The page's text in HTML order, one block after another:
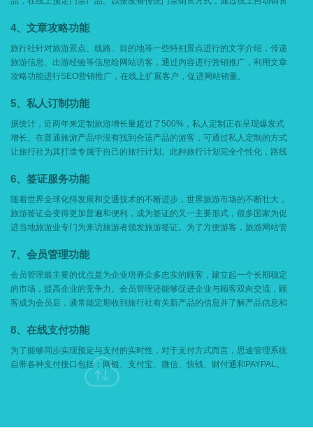

4、文章攻略功能
旅行社针对旅游景点、线路、目的地等一些特别景点进行的文字介绍，传递
旅游信息、出游经验等信息给网站访客，通过内容进行营销推广，利用文章
攻略功能进行SEO营销推广，在线上扩展客户，促进网站销量。
5、私人订制功能
据统计，近两年来定制旅游增长量超过了500%，私人定制正在呈现爆发式
增长。在普通旅游产品中没有找到合适产品的游客，可通过私人定制的方式
让旅行社为其打造专属于自己的旅行计划。此种旅行计划完全个性化，路线
力。
6、签证服务功能
随着世界全球化得发展和交通技术的不断进步，世界旅游市场的不断壮大，
旅游签证会变得更加普遍和便利，成为签证的又一主要形式，很多国家为促
进当地旅游业专门为来访旅游者颁发旅游签证。为了方便游客，旅游网站管
客提供最好的服务。
7、会员管理功能
会员管理最主要的优点是为企业培养众多忠实的顾客，建立起一个长期稳定
的市场，提高企业的竞争力。会员管理还能够促进企业与顾客双向交流，顾
客成为会员后，通常能定期收到旅行社有关新产品的信息并了解产品信息和
8、在线支付功能
为了能够同步实现预定与支付的实时性，对于支付方式而言，思途管理系统
自带各种支付接口包括：网银、支付宝、微信、快钱、财付通和PAYPAL。